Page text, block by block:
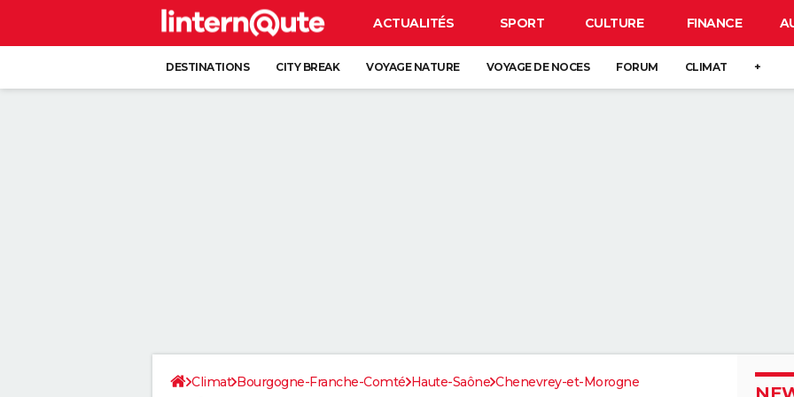
ACTUALITÉS SPORT CULTURE FINANCE
DESTINATIONS CITY BREAK VOYAGE NATURE VOYAGE DE NOCES FORUM CLIMAT +
Climat Bourgogne-Franche-Comté Haute-Saône Chenevrey-et-Morogne